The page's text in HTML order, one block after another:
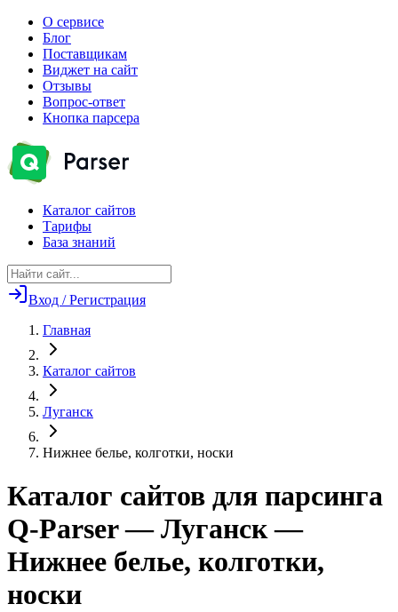
О сервисе
Блог
Поставщикам
Виджет на сайт
Отзывы
Вопрос-ответ
Кнопка парсера
Каталог сайтов
Тарифы
База знаний
Вход / Регистрация
Главная
Каталог сайтов
Луганск
Нижнее белье, колготки, носки
Каталог сайтов для парсинга
Q-Parser— Луганск —
Нижнее белье, колготки,
носки